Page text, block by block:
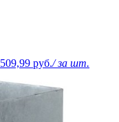
509,99 руб./ за шт.